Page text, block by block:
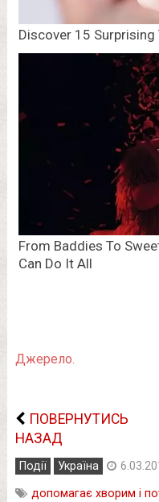
Джерело.
ПОВЕРНУТИСЬ
НАЗАД
Події Україна
допомагає хворим і